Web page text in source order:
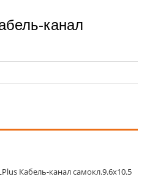
канал
Кабель-канал самокл.9.6х10.5